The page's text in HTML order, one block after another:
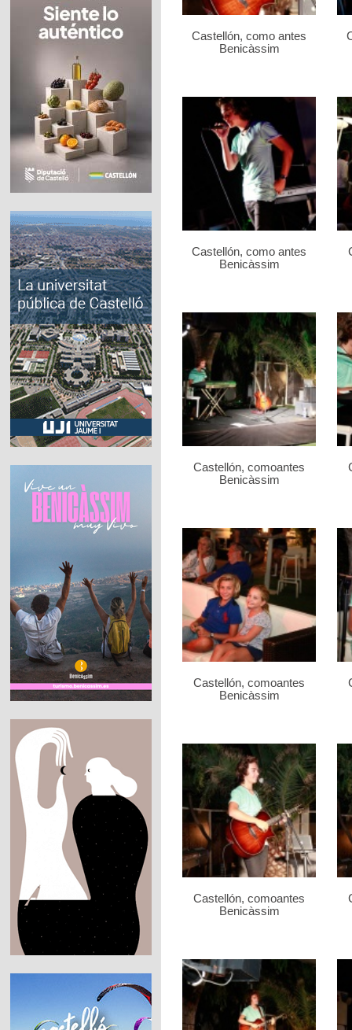
Castellón, como antes
Benicàssim
Castellón, como antes
Benicàssim
Castellón, comoantes
Benicàssim
Castellón, comoantes
Benicàssim
Castellón, comoantes
Benicàssim